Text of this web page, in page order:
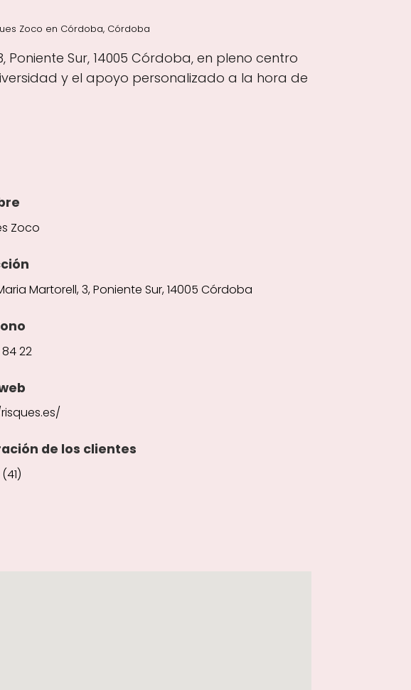
Zoco en Córdoba, Córdoba
Sur, 14005 Córdoba, en pleno centro
y el apoyo personalizado a la hora de
Zoco
Martorell, 3, Poniente Sur, 14005 Córdoba
84 22
de los clientes